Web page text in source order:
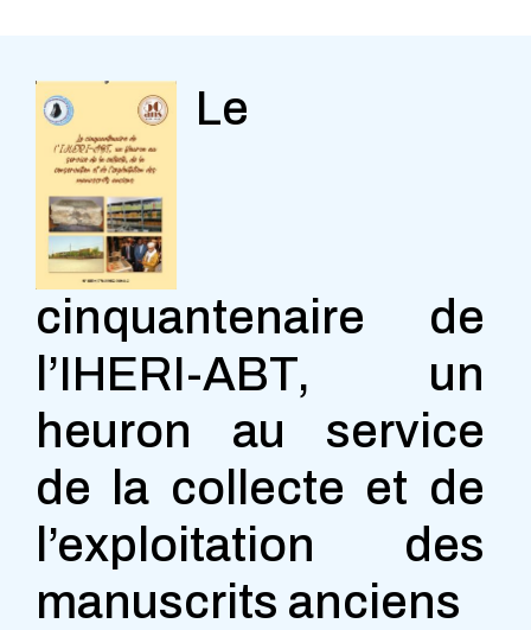
Le
cinquantenaire de
l’IHERI-ABT, un
heuron au service
de la collecte et de
l’exploitation des
manuscrits anciens